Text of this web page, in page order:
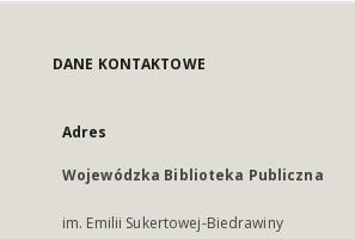
DANE KONTAKTOWE
Adres
Wojewódzka Biblioteka Publiczna
im. Emilii Sukertowej-Biedrawiny